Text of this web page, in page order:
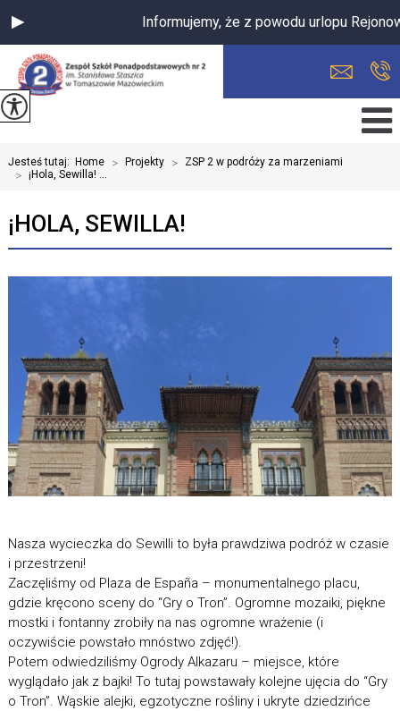
Informujemy, że z powodu urlopu Rejonowa
Jesteś tutaj: Home > Projekty > ZSP 2 w podróży za marzeniami
> ¡Hola, Sewilla! ...
¡HOLA, SEWILLA!
Nasza wycieczka do Sewilli to była prawdziwa podróż w czasie
i przestrzeni!
Zaczęliśmy od Plaza de España – monumentalnego placu,
gdzie kręcono sceny do “Gry o Tron”. Ogromne mozaiki, piękne
mostki i fontanny zrobiły na nas ogromne wrażenie (i
oczywiście powstało mnóstwo zdjęć!).
Potem odwiedziliśmy Ogrody Alkazaru – miejsce, które
wyglądało jak z bajki! To tutaj powstawały kolejne ujęcia do “Gry
o Tron”. Wąskie alejki, egzotyczne rośliny i ukryte dziedzińce